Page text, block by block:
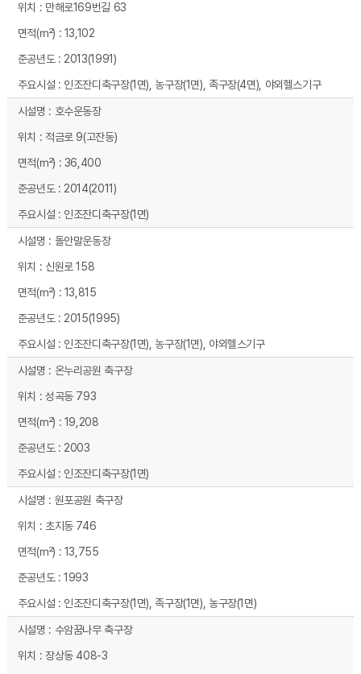
만해로169번길 63
13,102
2013(1991)
인조잔디축구장(1면), 농구장(1면), 족구장(4면), 야외헬스기구
호수운동장
적금로 9(고잔동)
36,400
2014(2011)
인조잔디축구장(1면)
돌안말운동장
신원로 158
13,815
2015(1995)
인조잔디축구장(1면), 농구장(1면), 야외헬스기구
온누리공원 축구장
성곡동 793
19,208
2003
인조잔디축구장(1면)
원포공원 축구장
초지동 746
13,755
1993
인조잔디축구장(1면), 족구장(1면), 농구장(1면)
수암꿈나무 축구장
장상동 408-3